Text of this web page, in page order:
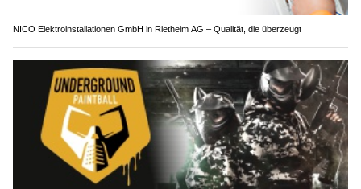
NICO Elektroinstallationen GmbH in Rietheim AG – Qualität, die überzeugt